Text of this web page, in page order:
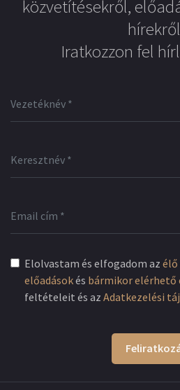
közvetítésekről,
Iratkozzon fel
Elolvastam és elfogadom az
előadásokés bármikor elérhető
feltételeit és az Adatkezelési